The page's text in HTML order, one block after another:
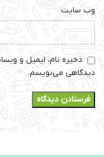
وب‌ سایت
ذخیره نام، ایمیل و
دیدگاهی می‌نویسم.